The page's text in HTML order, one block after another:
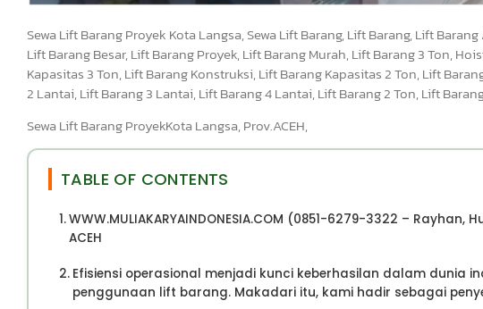
Sewa Lift Barang Proyek Kota Langsa, Sewa Lift Barang, Lift Barang, Lift
Lift Barang Besar, Lift Barang Proyek, Lift Barang Murah, Lift Barang 3 Ton,
Kapasitas 3 Ton, Lift Barang Konstruksi, Lift Barang Kapasitas 2 Ton, Lift
2 Lantai, Lift Barang 3 Lantai, Lift Barang 4 Lantai, Lift Barang 2 Ton, Lift
Sewa Lift Barang ProyekKota Langsa, Prov.ACEH,
TABLE OF CONTENTS
WWW.MULIAKARYAINDONESIA.COM (0851-6279-3322 –
ACEH
Efisiensi operasional menjadi kunci keberhasilan dalam dunia
penggunaan lift barang. Makadari itu, kami hadir sebagai